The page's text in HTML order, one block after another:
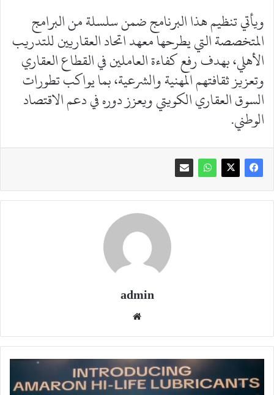
ويأتي تنظيم هذا البرنامج ضمن سلسلة من البرامج
المتخصصة التي يطرحها معهد اتحاد العقاريين للتدريب
الأهلي، بهدف رفع كفاءة العاملين في القطاع العقاري
وتعزيز ثقافتهم المهنية والشرعية، بما يواكب تطورات
السوق العقاري الكويتي ويعزز دوره في دعم الاقتصاد
الوطني.
admin
"أمارون"
تختار